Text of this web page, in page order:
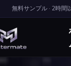
無料サンプル · 2時間